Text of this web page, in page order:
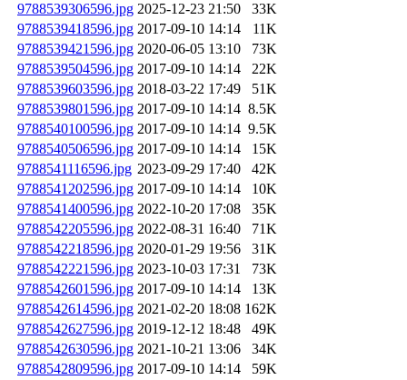
9788539306596.jpg 2025-12-23 21:50
33K
9788539418596.jpg 2017-09-10 14:14
11K
9788539421596.jpg 2020-06-05 13:10
73K
9788539504596.jpg 2017-09-10 14:14
22K
9788539603596.jpg 2018-03-22 17:49
51K
9788539801596.jpg 2017-09-10 14:14 8.5K
9788540100596.jpg 2017-09-10 14:14 9.5K
9788540506596.jpg 2017-09-10 14:14
15K
9788541116596.jpg 2023-09-29 17:40
42K
9788541202596.jpg 2017-09-10 14:14
10K
9788541400596.jpg 2022-10-20 17:08
35K
9788542205596.jpg 2022-08-31 16:40
71K
9788542218596.jpg 2020-01-29 19:56
31K
9788542221596.jpg 2023-10-03 17:31
73K
9788542601596.jpg 2017-09-10 14:14
13K
9788542614596.jpg 2021-02-20 18:08 162K
9788542627596.jpg 2019-12-12 18:48
49K
9788542630596.jpg 2021-10-21 13:06
34K
9788542809596.jpg 2017-09-10 14:14
59K